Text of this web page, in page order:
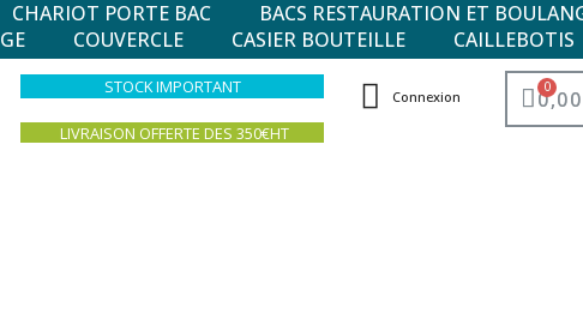
CHARIOT PORTE BAC BACS RESTAURATION ET
COUVERCLE CASIER BOUTEILLE CAILLEBOTIS
STOCK IMPORTANT
LIVRAISON OFFERTE DES 350€HT
Connexion